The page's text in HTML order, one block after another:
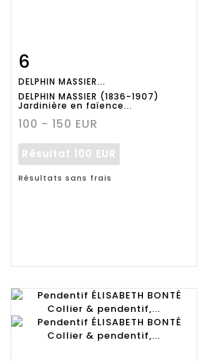
détaillée
6
DELPHIN MASSIER...
DELPHIN MASSIER (1836-1907)
Jardinière en faïence...
100 - 150 EUR
Résultat 100 EUR
Résultats sans frais